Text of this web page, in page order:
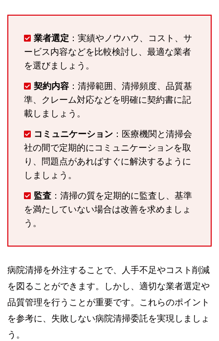
業者選定 ：実績やノウハウ、コスト、サ
ービス内容などを比較検討し、最適な業者
を選びましょう。
契約内容 ：清掃範囲、清掃頻度、品質基
準、クレーム対応などを明確に契約書に記
載しましょう。
コミュニケーション ：医療機関と清掃会
社の間で定期的にコミュニケーションを取
り、問題点があればすぐに解決するように
しましょう。
監査 ：清掃の質を定期的に監査し、基準
を満たしていない場合は改善を求めましょ
う。
病院清掃を外注することで、人手不足やコスト削減
を図ることができます。しかし、適切な業者選定や
品質管理を行うことが重要です。これらのポイント
を参考に、失敗しない病院清掃委託を実現しましょ
う。